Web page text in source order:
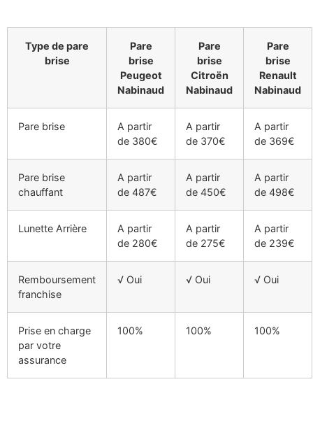
Type de pare
brise
Pare
brise
Peugeot
Nabinaud
Pare
brise
Citroën
Nabinaud
Pare
brise
Renault
Nabinaud
Pare brise
A partir
de 380€
A partir
de 370€
A partir
de 369€
Pare brise
chauffant
A partir
de 487€
A partir
de 450€
A partir
de 498€
Lunette Arrière
A partir
de 280€
A partir
de 275€
A partir
de 239€
Remboursement
franchise
√ Oui √ Oui √ Oui
Prise en charge
par votre
assurance
100% 100% 100%